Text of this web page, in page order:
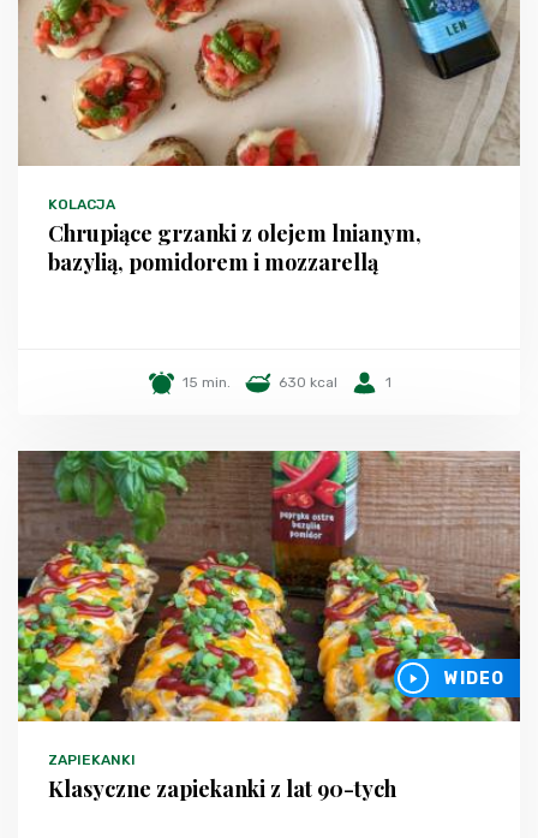
KOLACJA
Chrupiące grzanki z olejem lnianym,
bazylią, pomidorem i mozzarellą
15 min. 630 kcal 1
WIDEO
ZAPIEKANKI
Klasyczne zapiekanki z lat 90-tych